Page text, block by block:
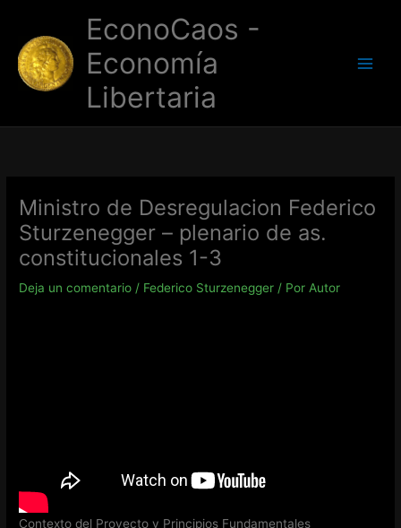
contenido
EconoCaos -
Economía
Libertaria
Ministro de Desregulacion Federico
Sturzenegger – plenario de as.
constitucionales 1-3
Deja un comentario / Federico Sturzenegger / Por Autor
Contexto del Proyecto y Principios Fundamentales